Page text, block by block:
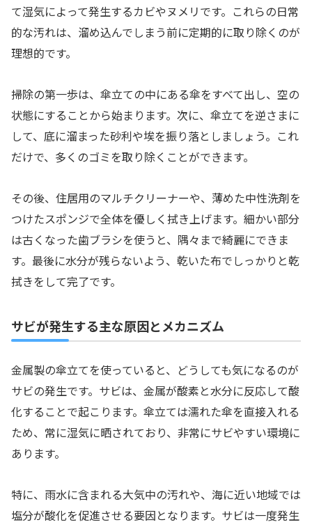
て湿気によって発生するカビやヌメリです。これらの日常
的な汚れは、溜め込んでしまう前に定期的に取り除くのが
理想的です。
掃除の第一歩は、傘立ての中にある傘をすべて出し、空の
状態にすることから始まります。次に、傘立てを逆さまに
して、底に溜まった砂利や埃を振り落としましょう。これ
だけで、多くのゴミを取り除くことができます。
その後、住居用のマルチクリーナーや、薄めた中性洗剤を
つけたスポンジで全体を優しく拭き上げます。細かい部分
は古くなった歯ブラシを使うと、隅々まで綺麗にできま
す。最後に水分が残らないよう、乾いた布でしっかりと乾
拭きをして完了です。
サビが発生する主な原因とメカニズム
金属製の傘立てを使っていると、どうしても気になるのが
サビの発生です。サビは、金属が酸素と水分に反応して酸
化することで起こります。傘立ては濡れた傘を直接入れる
ため、常に湿気に晒されており、非常にサビやすい環境に
あります。
特に、雨水に含まれる大気中の汚れや、海に近い地域では
塩分が酸化を促進させる要因となります。サビは一度発生